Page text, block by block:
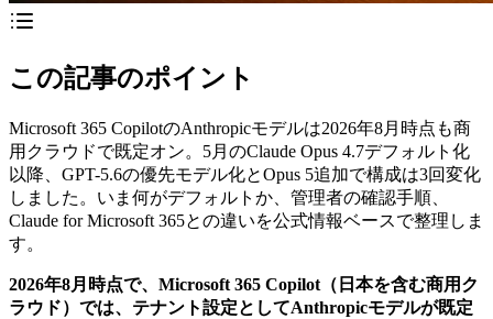
この記事のポイント
Microsoft 365 CopilotのAnthropicモデルは2026年8月時点も商
用クラウドで既定オン。5月のClaude Opus 4.7デフォルト化
以降、GPT-5.6の優先モデル化とOpus 5追加で構成は3回変化
しました。いま何がデフォルトか、管理者の確認手順、
Claude for Microsoft 365との違いを公式情報ベースで整理しま
す。
2026年8月時点で、Microsoft 365 Copilot（日本を含む商用ク
ラウド）では、テナント設定としてAnthropicモデルが既定